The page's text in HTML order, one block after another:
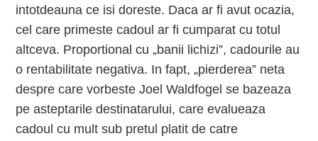
intotdeauna ce isi doreste. Daca ar fi avut ocazia,
cel care primeste cadoul ar fi cumparat cu totul
altceva. Proportional cu „banii lichizi”, cadourile au
o rentabilitate negativa. In fapt, „pierderea” neta
despre care vorbeste Joel Waldfogel se bazeaza
pe asteptarile destinatarului, care evalueaza
cadoul cu mult sub pretul platit de catre